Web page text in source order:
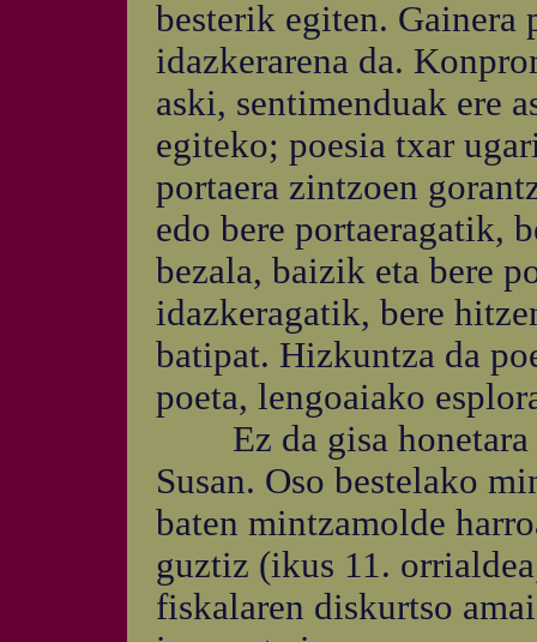
besterik egiten. Gainera
idazkerarena da.
aski, sentimenduak ere
egiteko; poesia txar
portaera zintzoen
edo bere portaeragatik,
bezala, baizik eta bere
idazkeragatik, bere
batipat. Hizkuntza da
poeta, lengoaiako
Ez da gisa honetara
Susan. Oso bestelako
baten mintzamolde
guztiz (ikus 11.
fiskalaren diskurtso